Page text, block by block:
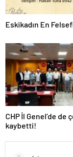
Eskikadın En
CHP İl Genel’de de
kaybetti!